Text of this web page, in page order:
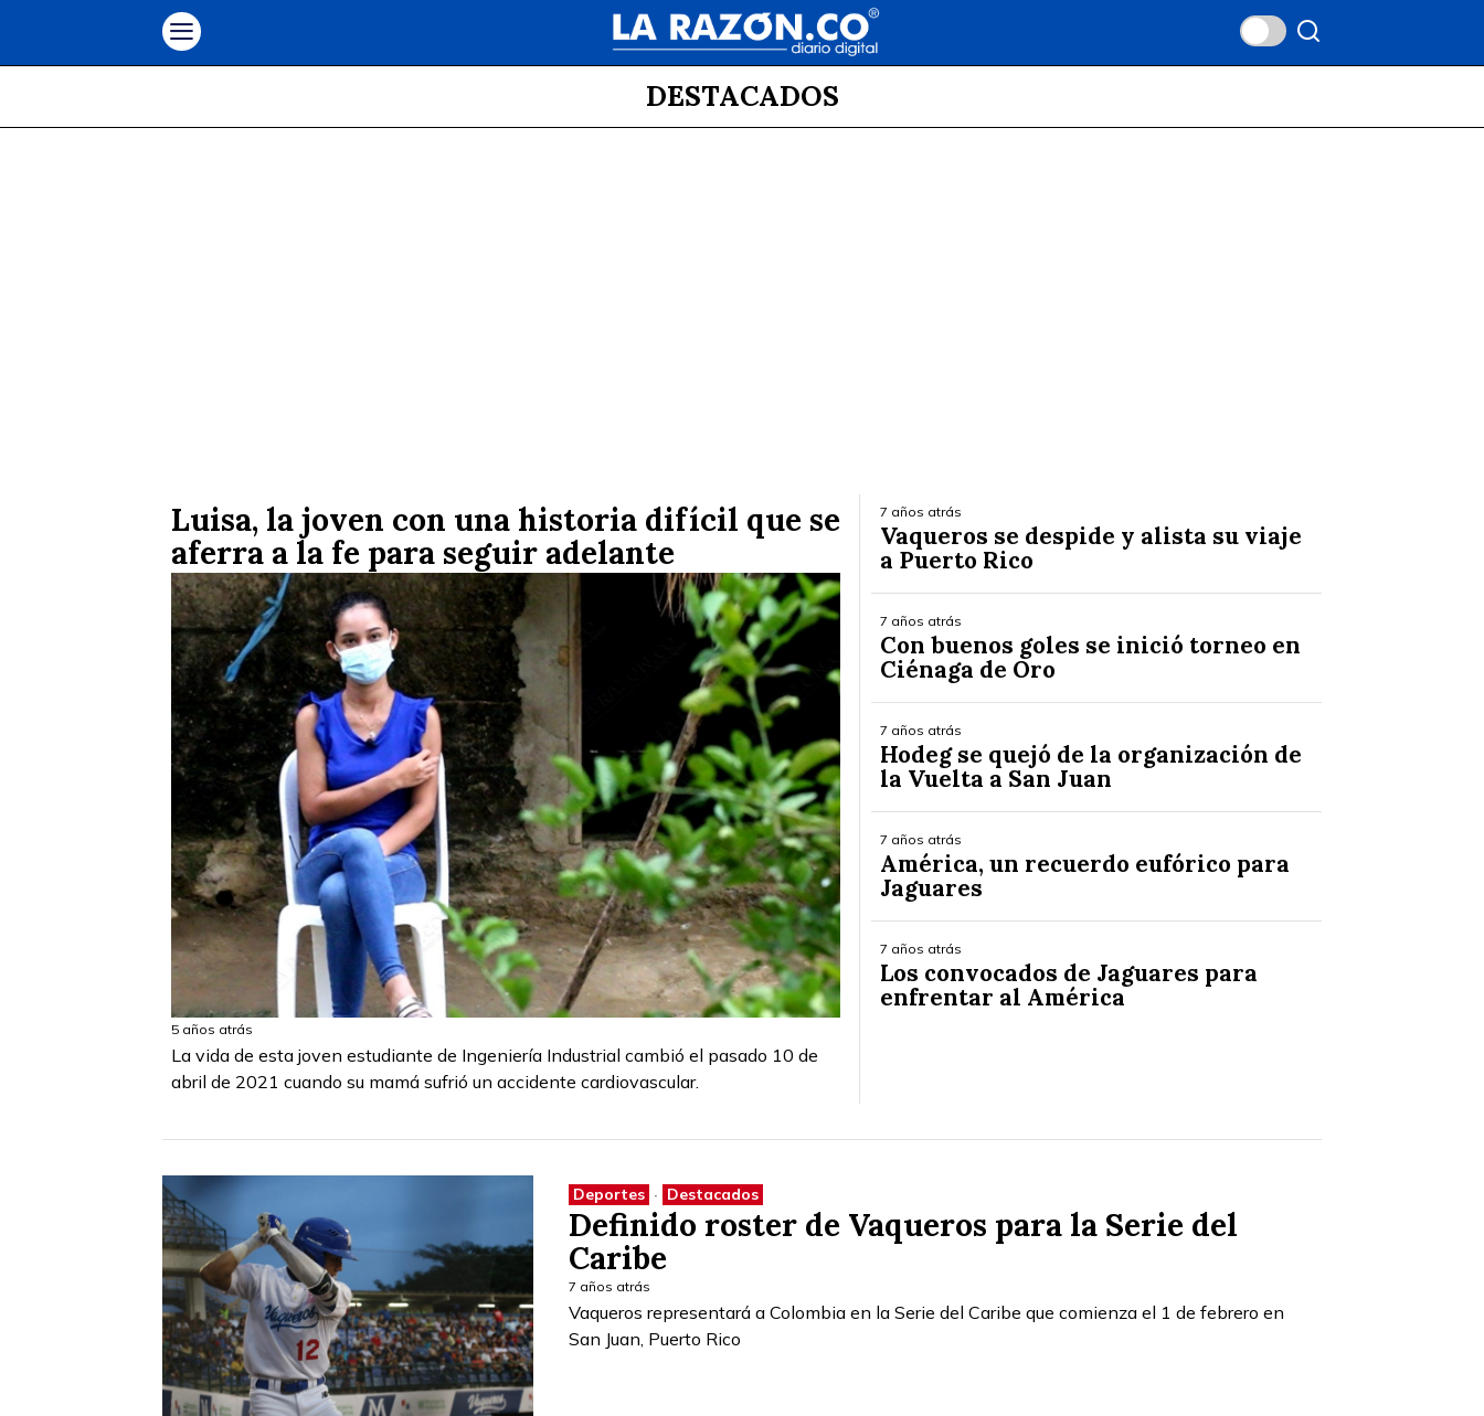
DESTACADOS
Luisa, la joven con una historia difícil que se
aferra a la fe para seguir adelante
5 años atrás
La vida de esta joven estudiante de Ingeniería Industrial cambió el pasado 10 de
abril de 2021 cuando su mamá sufrió un accidente cardiovascular.
7 años atrás
Vaqueros se despide y alista su viaje
a Puerto Rico
7 años atrás
Con buenos goles se inició torneo en
Ciénaga de Oro
7 años atrás
Hodeg se quejó de la organización de
la Vuelta a San Juan
7 años atrás
América, un recuerdo eufórico para
Jaguares
7 años atrás
Los convocados de Jaguares para
enfrentar al América
Deportes · Destacados
Definido roster de Vaqueros para la Serie del
Caribe
7 años atrás
Vaqueros representará a Colombia en la Serie del Caribe que comienza el 1 de febrero en
San Juan, Puerto Rico